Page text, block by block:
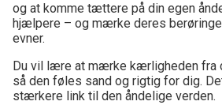
og at komme tættere på din egen
hjælpere – og mærke deres
evner.
Du vil lære at mærke kærligheden fra
så den føles sand og rigtig for dig.
stærkere link til den åndelige verden.